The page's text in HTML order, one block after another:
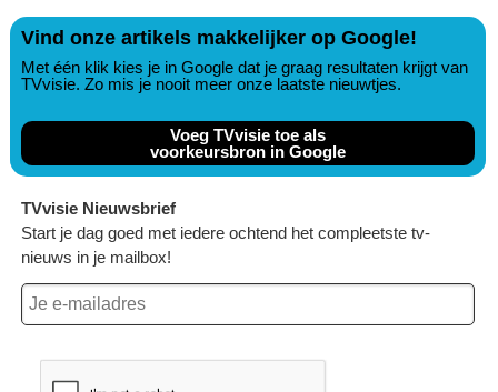
Vind onze artikels makkelijker op Google!
Met één klik kies je in Google dat je graag resultaten krijgt van
TVvisie. Zo mis je nooit meer onze laatste nieuwtjes.
Voeg TVvisie toe als
voorkeursbron in Google
TVvisie Nieuwsbrief
Start je dag goed met iedere ochtend het compleetste tv-
nieuws in je mailbox!